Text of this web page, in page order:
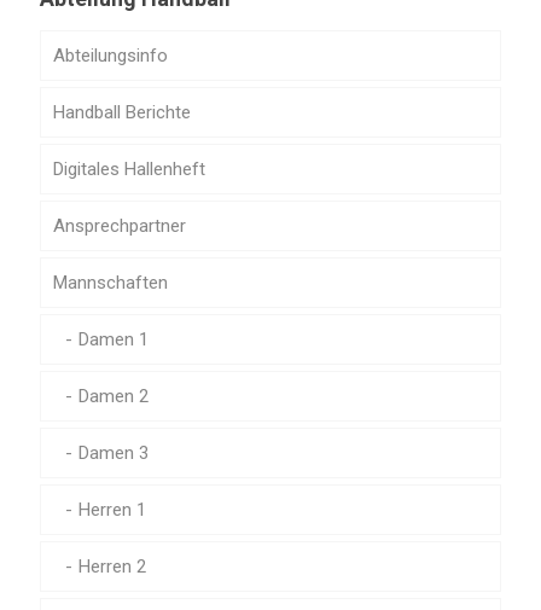
Abteilungsinfo
Handball Berichte
Digitales Hallenheft
Ansprechpartner
Mannschaften
Damen 1
Damen 2
Damen 3
Herren 1
Herren 2